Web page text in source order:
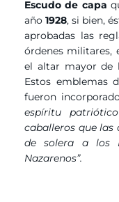
Escudo de capa
año 1928, si bien,
aprobadas las
órdenes militares,
el altar mayor de
Estos emblemas
fueron
espíritu
caballeros que las
de solera a los
Nazarenos”.